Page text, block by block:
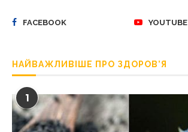
FACEBOOK YOUTUBE
НАЙВАЖЛИВІШЕ ПРО ЗДОРОВ’Я
1